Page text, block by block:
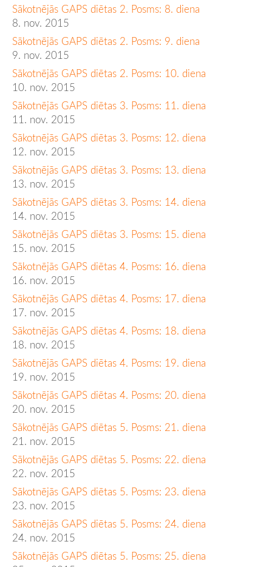
Sākotnējās GAPS diētas 2. Posms: 8. diena
8. nov. 2015
Sākotnējās GAPS diētas 2. Posms: 9. diena
9. nov. 2015
Sākotnējās GAPS diētas 2. Posms: 10. diena
10. nov. 2015
Sākotnējās GAPS diētas 3. Posms: 11. diena
11. nov. 2015
Sākotnējās GAPS diētas 3. Posms: 12. diena
12. nov. 2015
Sākotnējās GAPS diētas 3. Posms: 13. diena
13. nov. 2015
Sākotnējās GAPS diētas 3. Posms: 14. diena
14. nov. 2015
Sākotnējās GAPS diētas 3. Posms: 15. diena
15. nov. 2015
Sākotnējās GAPS diētas 4. Posms: 16. diena
16. nov. 2015
Sākotnējās GAPS diētas 4. Posms: 17. diena
17. nov. 2015
Sākotnējās GAPS diētas 4. Posms: 18. diena
18. nov. 2015
Sākotnējās GAPS diētas 4. Posms: 19. diena
19. nov. 2015
Sākotnējās GAPS diētas 4. Posms: 20. diena
20. nov. 2015
Sākotnējās GAPS diētas 5. Posms: 21. diena
21. nov. 2015
Sākotnējās GAPS diētas 5. Posms: 22. diena
22. nov. 2015
Sākotnējās GAPS diētas 5. Posms: 23. diena
23. nov. 2015
Sākotnējās GAPS diētas 5. Posms: 24. diena
24. nov. 2015
Sākotnējās GAPS diētas 5. Posms: 25. diena